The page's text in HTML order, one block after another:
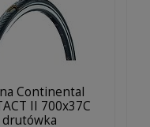
Continental
II 700x37C
drutówka